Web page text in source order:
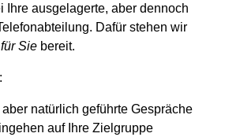
Ihre ausgelagerte, aber dennoch
Dafür stehen wir
für Sie bereit.
natürlich geführte Gespräche
auf Ihre Zielgruppe